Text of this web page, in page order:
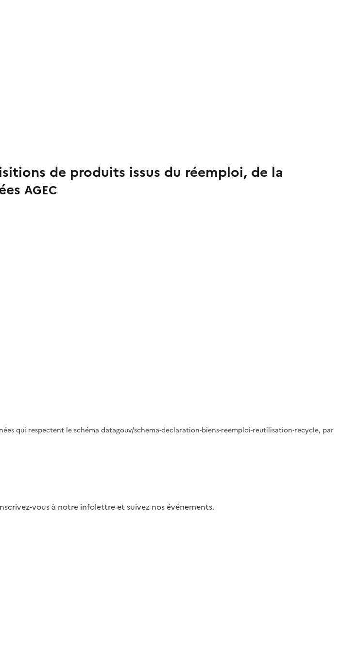
de produits issus du réemploi, de la
AGEC
qui respectent le schéma datagouv/schema-declaration-biens-reemploi-reutilisation-recycle, par
vous à notre infolettre et suivez nos événements.